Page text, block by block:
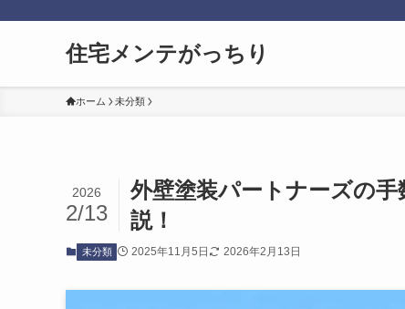
住宅メンテがっちり
ホーム 未分類
外壁塗装パートナーズの
説！
2026
2/13
未分類 2025年11月5日 2026年2月13日